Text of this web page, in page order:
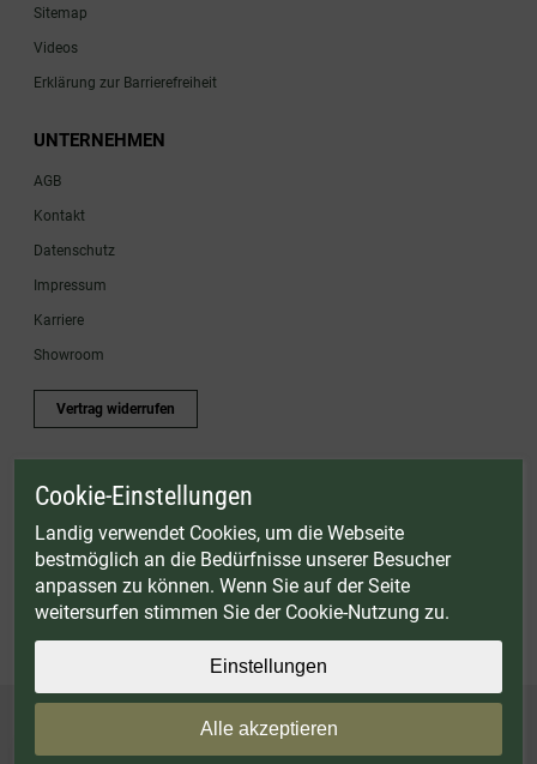
Sitemap
Videos
Erklärung zur Barrierefreiheit
UNTERNEHMEN
AGB
Kontakt
Datenschutz
Impressum
Karriere
Showroom
Vertrag widerrufen
* Gültig bis einschließlich 17.08.2026. Keine Barauszahlung möglich. Nicht mit
Zubehörartikel. Nicht einlösbar auf bereits rabattierte Sets.
© Landig 1982-2026 (44 Jahre Qualität)
Alle Preise inkl. gesetzl. Mehrwertsteuer, zuzüglich Versandkosten
Weitere Marken oder Shops der Landig + Lava GmbH & Co. KG: LAVA - Vakuumiergeräte
DRY AGER - Reifeschränke|VIESSMANN - Kühlzellen
Cookie-Einstellungen
Landig verwendet Cookies, um die Webseite
bestmöglich an die Bedürfnisse unserer Besucher
anpassen zu können. Wenn Sie auf der Seite
weitersurfen stimmen Sie der Cookie-Nutzung zu.
Einstellungen
Alle akzeptieren